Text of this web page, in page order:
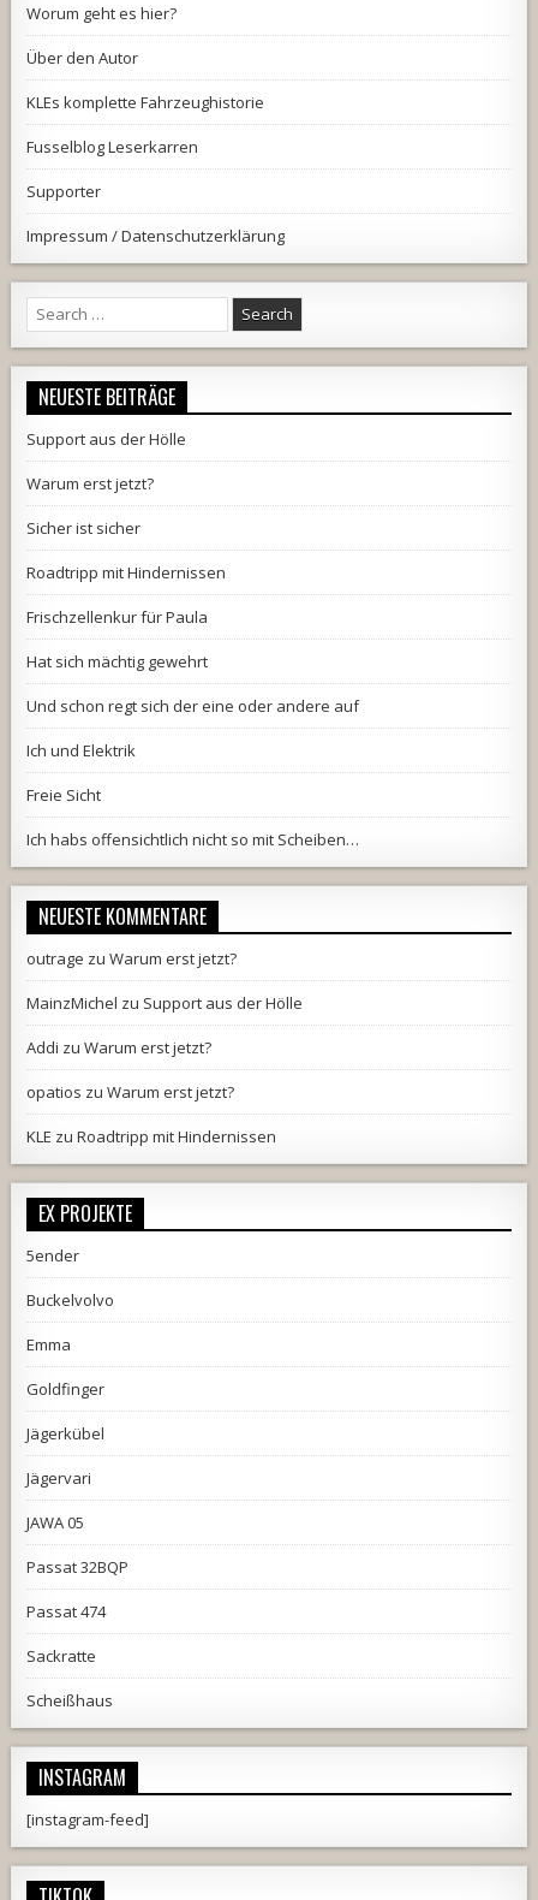
Worum geht es hier?
Über den Autor
KLEs komplette Fahrzeughistorie
Fusselblog Leserkarren
Supporter
Impressum / Datenschutzerklärung
Search
for:
NEUESTE BEITRÄGE
Support aus der Hölle
Warum erst jetzt?
Sicher ist sicher
Roadtripp mit Hindernissen
Frischzellenkur für Paula
Hat sich mächtig gewehrt
Und schon regt sich der eine oder andere auf
Ich und Elektrik
Freie Sicht
Ich habs offensichtlich nicht so mit Scheiben…
NEUESTE KOMMENTARE
outrage zuWarum erst jetzt?
MainzMichel zu Support aus der Hölle
Addi zuWarum erst jetzt?
opatios zuWarum erst jetzt?
KLE zuRoadtripp mit Hindernissen
EX PROJEKTE
5ender
Buckelvolvo
Emma
Goldfinger
Jägerkübel
Jägervari
JAWA 05
Passat 32BQP
Passat 474
Sackratte
Scheißhaus
INSTAGRAM
[instagram-feed]